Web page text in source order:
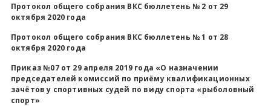
Протокол общего собрания ВКС бюллетень № 2 от 29
октября 2020 года
Протокол общего собрания ВКС бюллетень № 1 от 28
октября 2020 года
Приказ №07 от 29 апреля 2019 года «О назначении
председателей комиссий по приёму квалификационных
зачётов у спортивных судей по виду спорта «рыболовный
спорт»